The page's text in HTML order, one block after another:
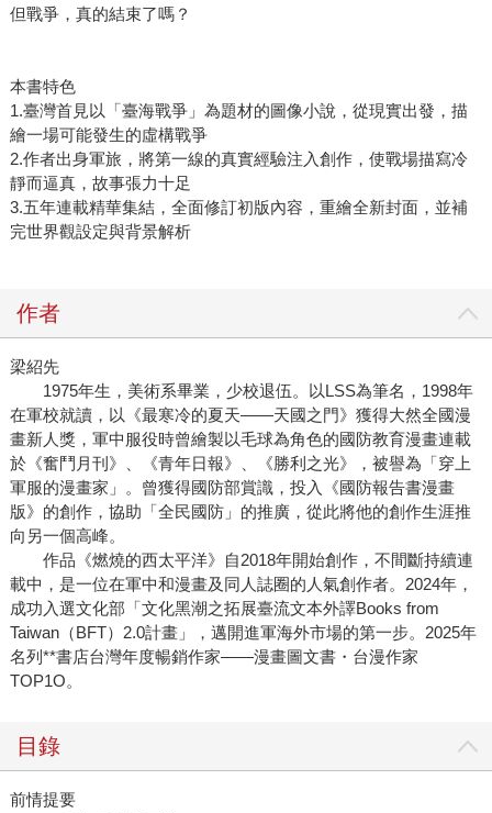
但戰爭，真的結束了嗎？
本書特色
1.臺灣首見以「臺海戰爭」為題材的圖像小說，從現實出發，描
繪一場可能發生的虛構戰爭
2.作者出身軍旅，將第一線的真實經驗注入創作，使戰場描寫冷
靜而逼真，故事張力十足
3.五年連載精華集結，全面修訂初版內容，重繪全新封面，並補
完世界觀設定與背景解析
作者
梁紹先
1975年生，美術系畢業，少校退伍。以LSS為筆名，1998年
在軍校就讀，以《最寒冷的夏天——天國之門》獲得大然全國漫
畫新人獎，軍中服役時曾繪製以毛球為角色的國防教育漫畫連載
於《奮鬥月刊》、《青年日報》、《勝利之光》，被譽為「穿上
軍服的漫畫家」。曾獲得國防部賞識，投入《國防報告書漫畫
版》的創作，協助「全民國防」的推廣，從此將他的創作生涯推
向另一個高峰。
作品《燃燒的西太平洋》自2018年開始創作，不間斷持續連
載中，是一位在軍中和漫畫及同人誌圈的人氣創作者。2024年，
成功入選文化部「文化黑潮之拓展臺流文本外譯Books from
Taiwan（BFT）2.0計畫」，邁開進軍海外市場的第一步。2025年
名列**書店台灣年度暢銷作家——漫畫圖文書・台漫作家
TOP1O。
目錄
前情提要